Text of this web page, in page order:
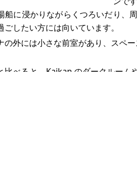
船に浸かりながらくつろいだり、
ごしたい方には向いています。
の外には小さな前室があり、スペ
比べると、Kaikan のダークルーム